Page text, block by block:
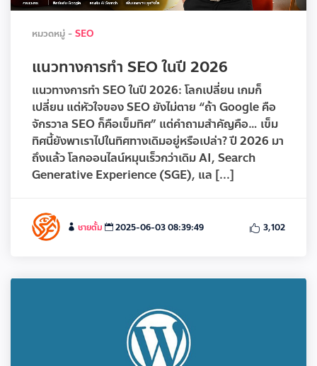
หมวดหมู่ - SEO
แนวทางการทำ SEO ในปี 2026
แนวทางการทำ SEO ในปี 2026: โลกเปลี่ยน เกมก็
เปลี่ยน แต่หัวใจของ SEO ยังไม่ตาย “ถ้า Google คือ
จักรวาล SEO ก็คือเข็มทิศ” แต่คำถามสำคัญคือ… เข็ม
ทิศนี้ยังพาเราไปในทิศทางเดิมอยู่หรือเปล่า? ปี 2026 มา
ถึงแล้ว โลกออนไลน์หมุนเร็วกว่าเดิม AI, Search
Generative Experience (SGE), แล [...]
ชายตั้ม 2025-06-03 08:39:49 3,102